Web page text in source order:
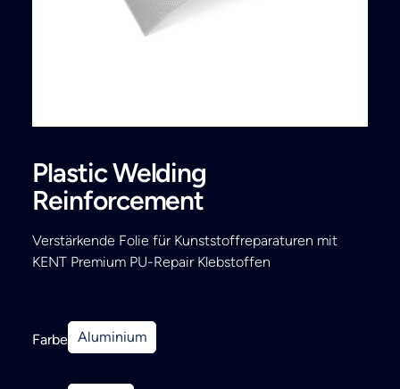
Plastic Welding
Reinforcement
Verstärkende Folie für Kunststoffreparaturen mit
KENT Premium PU-Repair Klebstoffen
Farbe Aluminium